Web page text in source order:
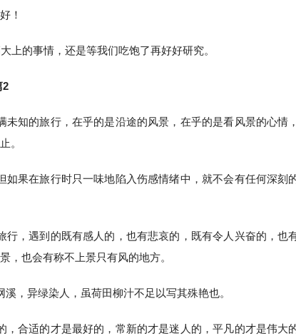
！
上的事情，还是等我们吃饱了再好好研究。
2
未知的旅行，在乎的是沿途的风景，在乎的是看风景的心情
。
如果在旅行时只一味地陷入伤感情绪中，就不会有任何深刻
行，遇到的既有感人的，也有悲哀的，既有令人兴奋的，也
，也会有称不上景只有风的地方。
，异绿染人，虽荷田柳汁不足以写其殊艳也。
，合适的才是最好的，常新的才是迷人的，平凡的才是伟大